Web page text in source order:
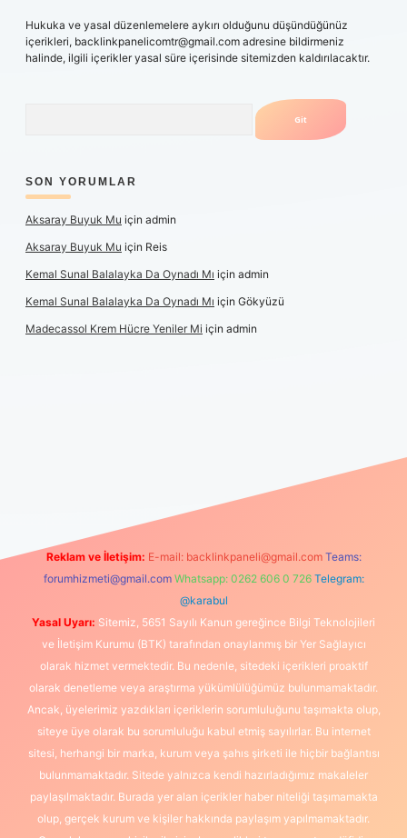
Hukuka ve yasal düzenlemelere aykırı olduğunu düşündüğünüz
içerikleri, backlinkpanelicomtr@gmail.com adresine bildirmeniz
halinde, ilgili içerikler yasal süre içerisinde sitemizden kaldırılacaktır.
SON YORUMLAR
Aksaray Buyuk Mu için admin
Aksaray Buyuk Mu için Reis
Kemal Sunal Balalayka Da Oynadı Mı için admin
Kemal Sunal Balalayka Da Oynadı Mı için Gökyüzü
Madecassol Krem Hücre Yeniler Mi için admin
Reklam ve İletişim: E-mail: backlinkpaneli@gmail.com Teams:
forumhizmeti@gmail.com Whatsapp: 0262 606 0 726 Telegram:
@karabul
Yasal Uyarı: Sitemiz, 5651 Sayılı Kanun gereğince Bilgi Teknolojileri
ve İletişim Kurumu (BTK) tarafından onaylanmış bir Yer Sağlayıcı
olarak hizmet vermektedir. Bu nedenle, sitedeki içerikleri proaktif
olarak denetleme veya araştırma yükümlülüğümüz bulunmamaktadır.
Ancak, üyelerimiz yazdıkları içeriklerin sorumluluğunu taşımakta olup,
siteye üye olarak bu sorumluluğu kabul etmiş sayılırlar. Bu internet
sitesi, herhangi bir marka, kurum veya şahıs şirketi ile hiçbir bağlantısı
bulunmamaktadır. Sitede yalnızca kendi hazırladığımız makaleler
paylaşılmaktadır. Burada yer alan içerikler haber niteliği taşımamakta
olup, gerçek kurum ve kişiler hakkında paylaşım yapılmamaktadır.